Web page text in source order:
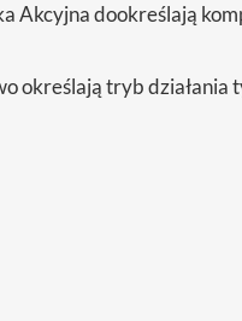
Akcyjna dookreślają
określają tryb działania